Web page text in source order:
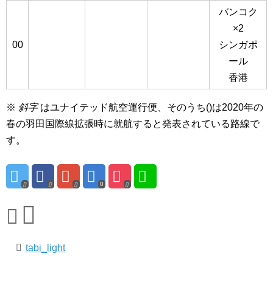
00
バンコク
×2
シンガポ
ール
香港
※ 斜字はユナイテッド航空運行便、そのうち()は2020年の
春の羽田国際線拡張時に就航すると発表されている路線で
す。
0
tabi_light